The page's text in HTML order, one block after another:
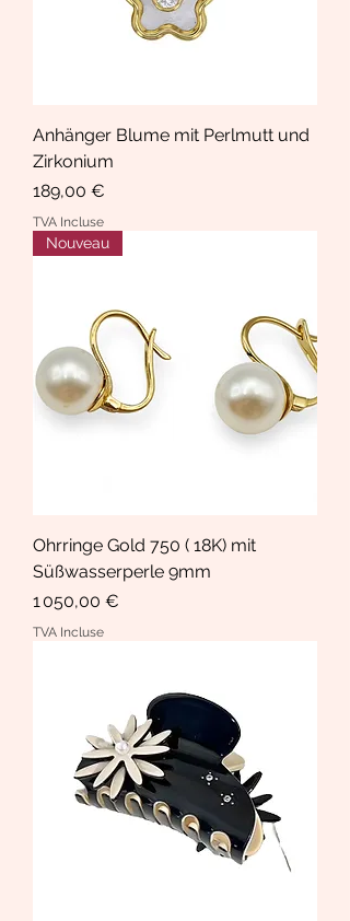
Anhänger Blume mit Perlmutt und
Zirkonium
Prix
189,00 €
TVA Incluse
Nouveau
Ohrringe Gold 750 ( 18K) mit
Süßwasserperle 9mm
Prix
1 050,00 €
TVA Incluse